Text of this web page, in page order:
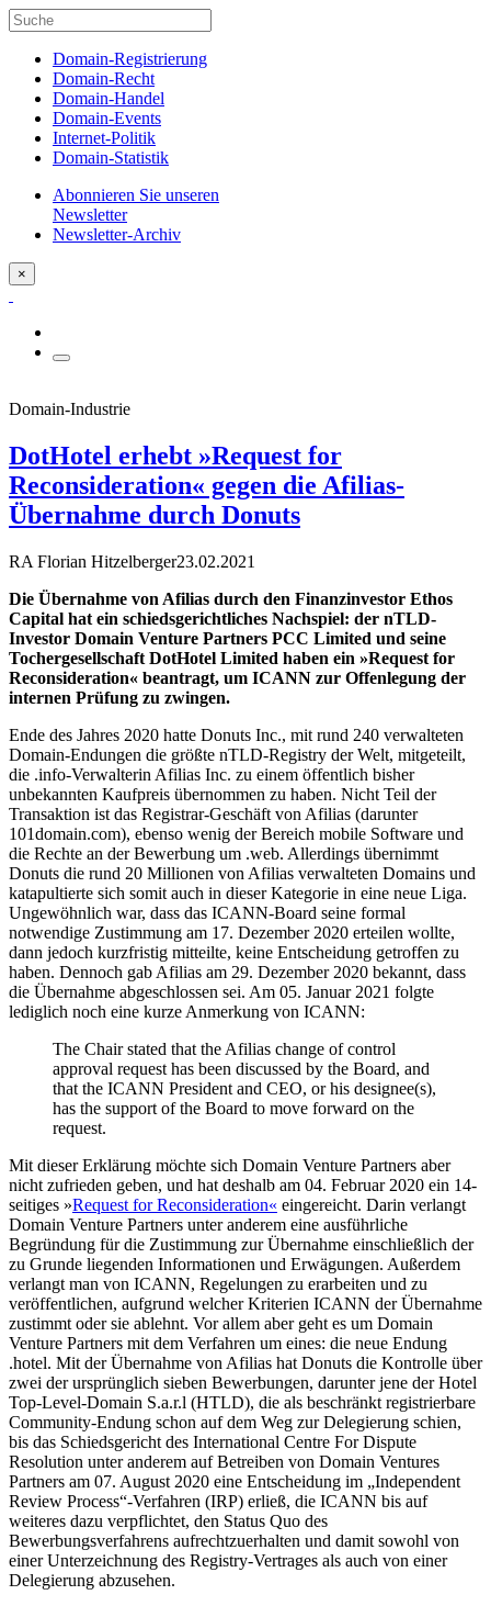
Domain-Registrierung
Domain-Recht
Domain-Handel
Domain-Events
Internet-Politik
Domain-Statistik
Abonnieren Sie unseren
Newsletter
Newsletter-Archiv
×
Domain-Industrie
DotHotel erhebt »Request for
Reconsideration« gegen die Afilias-
Übernahme durch Donuts
RA Florian Hitzelberger23.02.2021
Die Übernahme von Afilias durch den Finanzinvestor Ethos
Capital hat ein schiedsgerichtliches Nachspiel: der nTLD-
Investor Domain Venture Partners PCC Limited und seine
Tochergesellschaft DotHotel Limited haben ein »Request for
Reconsideration« beantragt, um ICANN zur Offenlegung der
internen Prüfung zu zwingen.
Ende des Jahres 2020 hatte Donuts Inc., mit rund 240 verwalteten
Domain-Endungen die größte nTLD-Registry der Welt, mitgeteilt,
die .info-Verwalterin Afilias Inc. zu einem öffentlich bisher
unbekannten Kaufpreis übernommen zu haben. Nicht Teil der
Transaktion ist das Registrar-Geschäft von Afilias (darunter
101domain.com), ebenso wenig der Bereich mobile Software und
die Rechte an der Bewerbung um .web. Allerdings übernimmt
Donuts die rund 20 Millionen von Afilias verwalteten Domains und
katapultierte sich somit auch in dieser Kategorie in eine neue Liga.
Ungewöhnlich war, dass das ICANN-Board seine formal
notwendige Zustimmung am 17. Dezember 2020 erteilen wollte,
dann jedoch kurzfristig mitteilte, keine Entscheidung getroffen zu
haben. Dennoch gab Afilias am 29. Dezember 2020 bekannt, dass
die Übernahme abgeschlossen sei. Am 05. Januar 2021 folgte
lediglich noch eine kurze Anmerkung von ICANN:
The Chair stated that the Afilias change of control
approval request has been discussed by the Board, and
that the ICANN President and CEO, or his designee(s),
has the support of the Board to move forward on the
request.
Mit dieser Erklärung möchte sich Domain Venture Partners aber
nicht zufrieden geben, und hat deshalb am 04. Februar 2020 ein 14-
seitiges »Request for Reconsideration« eingereicht. Darin verlangt
Domain Venture Partners unter anderem eine ausführliche
Begründung für die Zustimmung zur Übernahme einschließlich der
zu Grunde liegenden Informationen und Erwägungen. Außerdem
verlangt man von ICANN, Regelungen zu erarbeiten und zu
veröffentlichen, aufgrund welcher Kriterien ICANN der Übernahme
zustimmt oder sie ablehnt. Vor allem aber geht es um Domain
Venture Partners mit dem Verfahren um eines: die neue Endung
.hotel. Mit der Übernahme von Afilias hat Donuts die Kontrolle über
zwei der ursprünglich sieben Bewerbungen, darunter jene der Hotel
Top-Level-Domain S.a.r.l (HTLD), die als beschränkt registrierbare
Community-Endung schon auf dem Weg zur Delegierung schien,
bis das Schiedsgericht des International Centre For Dispute
Resolution unter anderem auf Betreiben von Domain Ventures
Partners am 07. August 2020 eine Entscheidung im „Independent
Review Process“-Verfahren (IRP) erließ, die ICANN bis auf
weiteres dazu verpflichtet, den Status Quo des
Bewerbungsverfahrens aufrechtzuerhalten und damit sowohl von
einer Unterzeichnung des Registry-Vertrages als auch von einer
Delegierung abzusehen.